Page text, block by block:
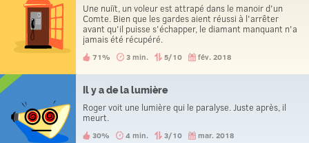
Une nuiït, un voleur est attrapé dans le manoir d'un
Comte. Bien que les gardes aient réussi à l'arrêter
avant qu'il puisse s'échapper, le diamant manquant n'a
jamais été récupéré.
71% 3 min. 5/10 fév. 2018
Il y a de la lumière
Roger voit une lumière qui le paralyse. Juste après, il
meurt.
30% 4 min. 3/10 mar. 2018